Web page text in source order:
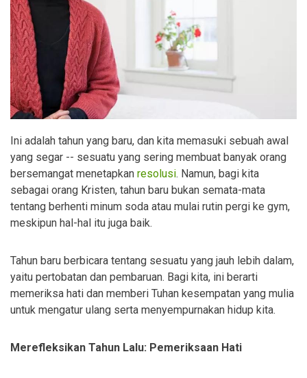
Ini adalah tahun yang baru, dan kita memasuki sebuah awal
yang segar -- sesuatu yang sering membuat banyak orang
bersemangat menetapkan resolusi. Namun, bagi kita
sebagai orang Kristen, tahun baru bukan semata-mata
tentang berhenti minum soda atau mulai rutin pergi ke gym,
meskipun hal-hal itu juga baik.
Tahun baru berbicara tentang sesuatu yang jauh lebih dalam,
yaitu pertobatan dan pembaruan. Bagi kita, ini berarti
memeriksa hati dan memberi Tuhan kesempatan yang mulia
untuk mengatur ulang serta menyempurnakan hidup kita.
Merefleksikan Tahun Lalu: Pemeriksaan Hati